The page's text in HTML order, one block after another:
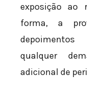
exposição ao
forma, a
qualquer
adicional de